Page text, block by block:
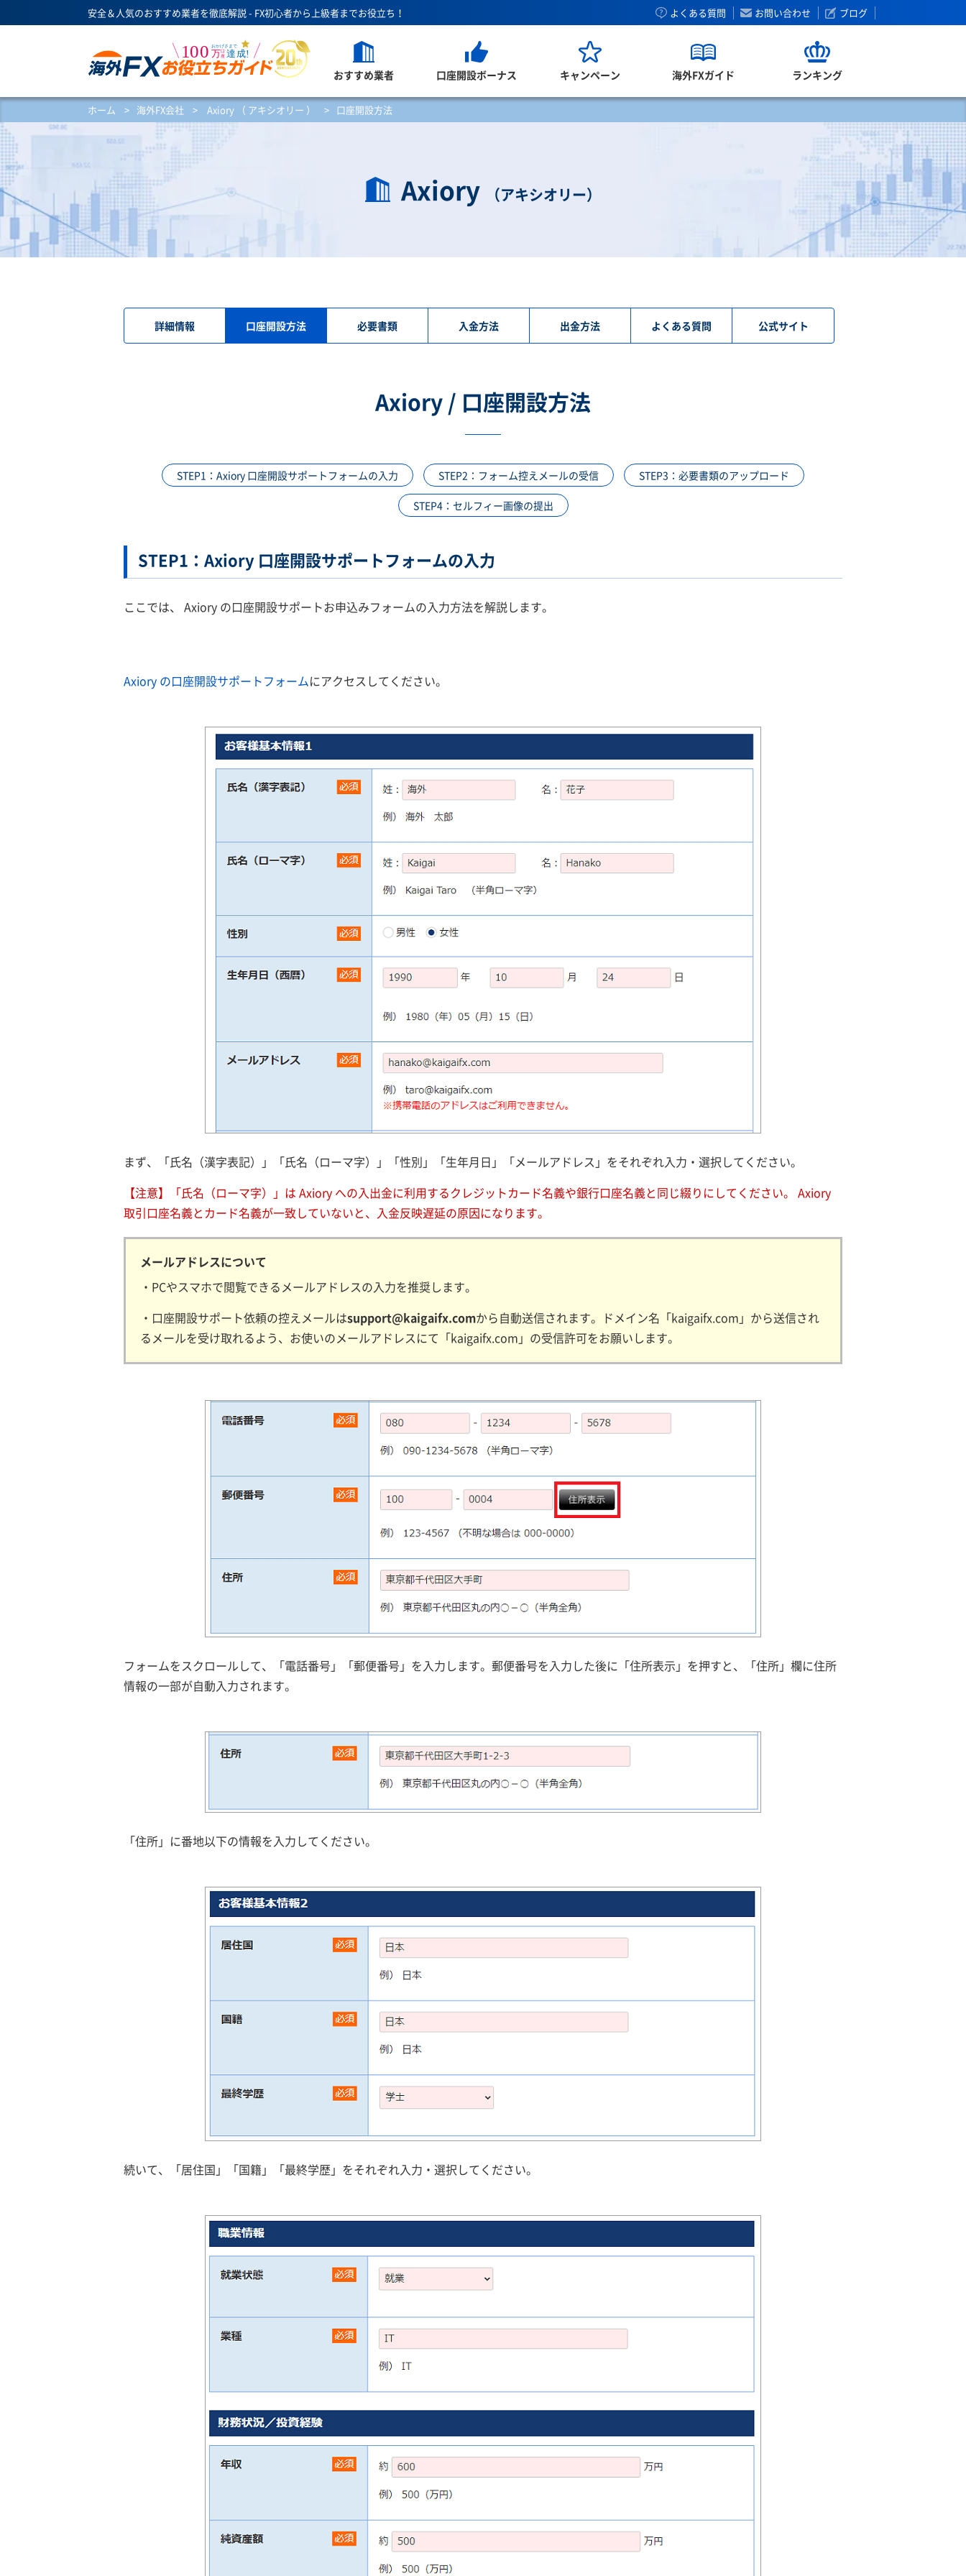
安全＆人気のおすすめ業者を徹底解説 - FX初心者から上級者までお役立ち！ よくある質問 お問い合わせ ブログ
おすすめ業者 口座開設ボーナス キャンペーン 海外FXガイド ランキング
ホーム > 海外FX会社 > Axiory （ アキシオリー ） > 口座開設方法
Axiory （アキシオリー）
詳細情報 口座開設方法 必要書類 入金方法 出金方法 よくある質問 公式サイト
Axiory / 口座開設方法
STEP1：Axiory 口座開設サポートフォームの入力 STEP2：フォーム控えメールの受信 STEP3：必要書類のアップロード
STEP4：セルフィー画像の提出
STEP1：Axiory 口座開設サポートフォームの入力
ここでは、 Axiory の口座開設サポートお申込みフォームの入力方法を解説します。
Axiory の口座開設サポートフォームにアクセスしてください。
まず、「氏名（漢字表記）」「氏名（ローマ字）」「性別」「生年月日」「メールアドレス」をそれぞれ入力・選択してください。
【注意】「氏名（ローマ字）」は Axiory への入出金に利用するクレジットカード名義や銀行口座名義と同じ綴りにしてください。 Axiory
取引口座名義とカード名義が一致していないと、入金反映遅延の原因になります。
メールアドレスについて
・PCやスマホで閲覧できるメールアドレスの入力を推奨します。
・口座開設サポート依頼の控えメールはsupport@kaigaifx.comから自動送信されます。ドメイン名「kaigaifx.com」から送信され
るメールを受け取れるよう、お使いのメールアドレスにて「kaigaifx.com」の受信許可をお願いします。
フォームをスクロールして、「電話番号」「郵便番号」を入力します。郵便番号を入力した後に「住所表示」を押すと、「住所」欄に住所
情報の一部が自動入力されます。
「住所」に番地以下の情報を入力してください。
続いて、「居住国」「国籍」「最終学歴」をそれぞれ入力・選択してください。